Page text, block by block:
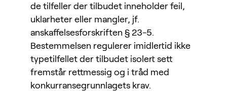
de tilfeller der tilbudet inneholder feil,
uklarheter eller mangler, jf.
anskaffelsesforskriften § 23-5.
Bestemmelsen regulerer imidlertid ikke
typetilfellet der tilbudet isolert sett
fremstår rettmessig og i tråd med
konkurransegrunnlagets krav.